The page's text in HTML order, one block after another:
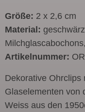
Größe: 2 x 2,6 cm
Material:
Artikelnummer:
Dekorative Ohrclips
Glaselementen von
Weiss aus den